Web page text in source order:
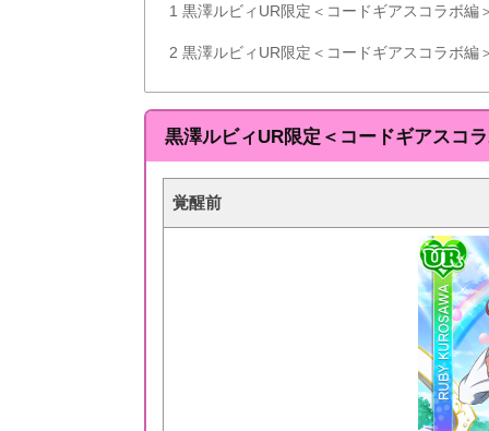
1 黒澤ルビィUR限定＜コードギアスコラボ編
2 黒澤ルビィUR限定＜コードギアスコラボ編
黒澤ルビィUR限定＜コードギアスコ
覚醒前